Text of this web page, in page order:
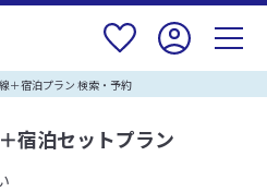
＋宿泊プラン 検索・予約
宿泊セットプラン